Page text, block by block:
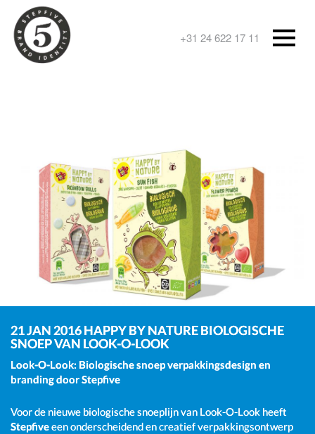
+31 24 622 17 11
21 JAN 2016HAPPY BY NATURE BIOLOGISCHE
SNOEP VAN LOOK-O-LOOK
Look-O-Look: Biologische snoep verpakkingsdesign en
branding door Stepfive
Voor de nieuwe biologische snoeplijn van Look-O-Look heeft
Stepfiveeen onderscheidend en creatief verpakkingsontwerp